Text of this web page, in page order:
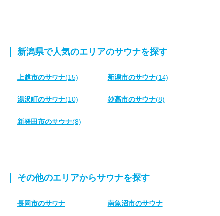
新潟県で人気のエリアのサウナを探す
上越市のサウナ(15) 新潟市のサウナ(14)
湯沢町のサウナ(10) 妙高市のサウナ(8)
新発田市のサウナ(8)
その他のエリアからサウナを探す
長岡市のサウナ 南魚沼市のサウナ